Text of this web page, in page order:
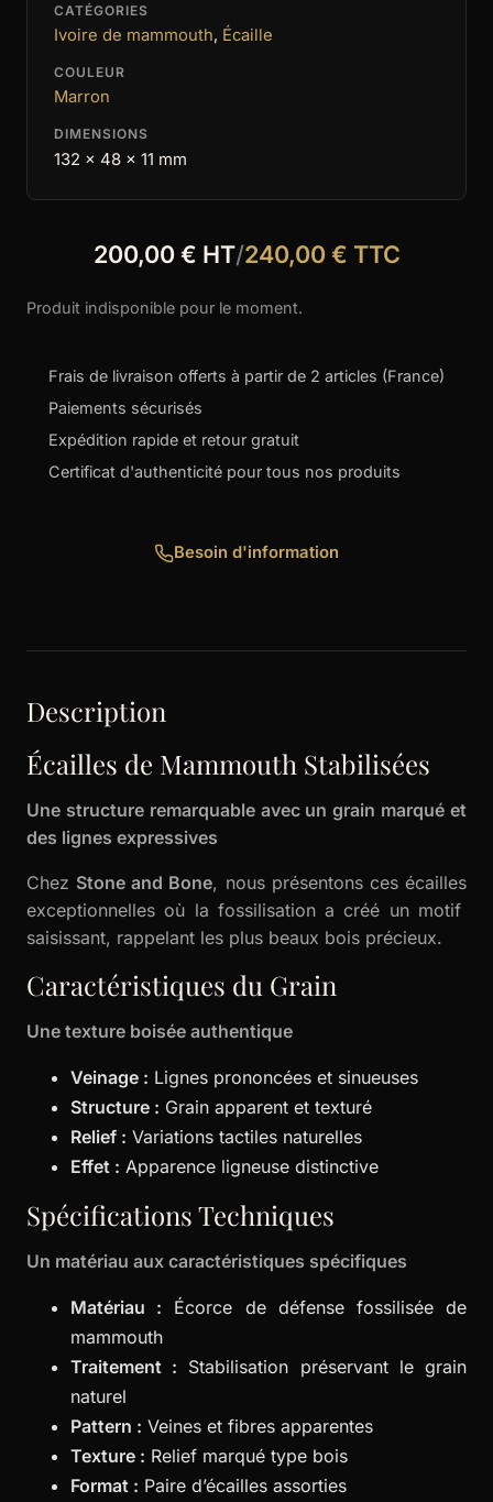
CATÉGORIES
Ivoire de mammouth, Écaille
COULEUR
Marron
DIMENSIONS
132 x 48 x 11 mm
200,00 € HT/240,00 € TTC
Produit indisponible pour le moment.
Frais de livraison offerts à partir de 2 articles (France)
Paiements sécurisés
Expédition rapide et retour gratuit
Certificat d'authenticité pour tous nos produits
Besoin d'information
Description
Écailles de Mammouth Stabilisées
Une structure remarquable avec un grain marqué et
des lignes expressives
Chez Stone and Bone, nous présentons ces écailles
exceptionnelles où la fossilisation a créé un motif
saisissant, rappelant les plus beaux bois précieux.
Caractéristiques du Grain
Une texture boisée authentique
Veinage : Lignes prononcées et sinueuses
Structure : Grain apparent et texturé
Relief : Variations tactiles naturelles
Effet : Apparence ligneuse distinctive
Spécifications Techniques
Un matériau aux caractéristiques spécifiques
Matériau : Écorce de défense fossilisée de
mammouth
Traitement : Stabilisation préservant le grain
naturel
Pattern : Veines et fibres apparentes
Texture : Relief marqué type bois
Format : Paire d’écailles assorties